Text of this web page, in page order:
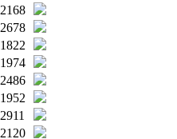
2168
2678
1822
1974
2486
1952
2911
2120